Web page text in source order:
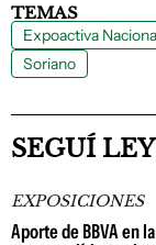
TEMAS
Expoactiva
Soriano
SEGUÍ
EXPOSICIONES
Aporte de BBVA en